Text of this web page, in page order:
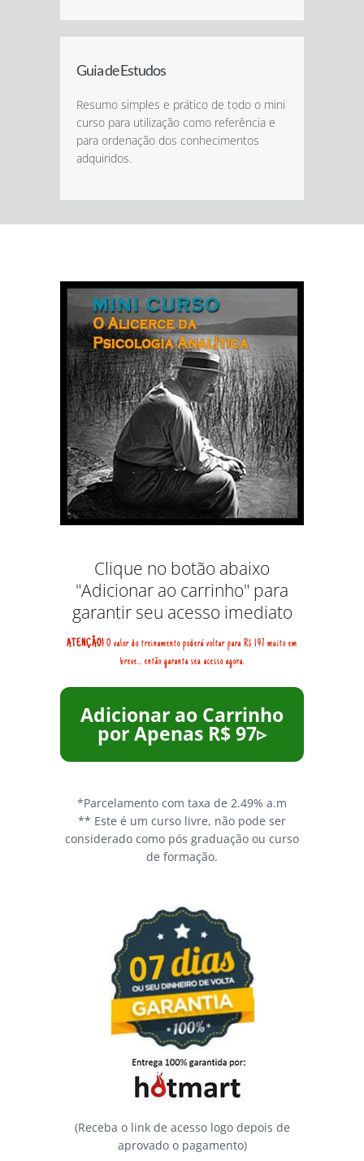
Guia de Estudos
Resumo simples e prático de todo o mini
curso para utilização como referência e
para ordenação dos conhecimentos
adquiridos.
Clique no botão abaixo
"Adicionar ao carrinho" para
garantir seu acesso imediato
ATENÇÃO! O valor do treinamento poderá voltar para R$ 197 muito em
breve... então garanta seu acesso agora.
Adicionar ao Carrinho
por Apenas R$ 97▹
*Parcelamento com taxa de 2.49% a.m
** Este é um curso livre, não pode ser
considerado como pós graduação ou curso
de formação.
(Receba o link de acesso logo depois de
aprovado o pagamento)